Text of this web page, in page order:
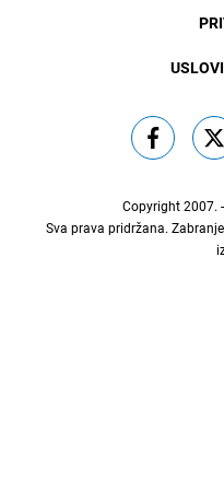
Copyright 2007.
Sva prava pridržana.